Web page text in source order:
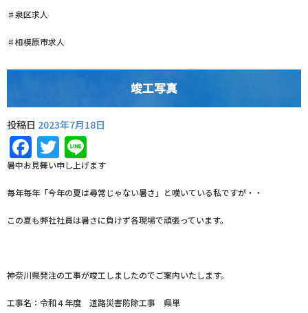
♯泉区求人
♯相模原市求人
竣工写真
投稿日 2023年7月18日
Facebook
Twitter
暑中お見舞い申し上げます
毎年毎年「今年の夏は尋常じゃない暑さ」と嘆いている私ですが・・
この夏も弊社社員は暑さに負けず各現場で頑張っています。
神奈川県発注の工事が竣工しましたのでご案内いたします。
工事名：令和４年度 道路災害防除工事 県単